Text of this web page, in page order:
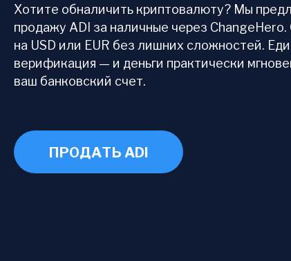
Хотите обналичить криптовалюту? Мы
продажу ADI за наличные через
на USD или EUR без лишних сложностей.
верификация — и деньги практически
ваш банковский счет.
ПРОДАТЬ ADI